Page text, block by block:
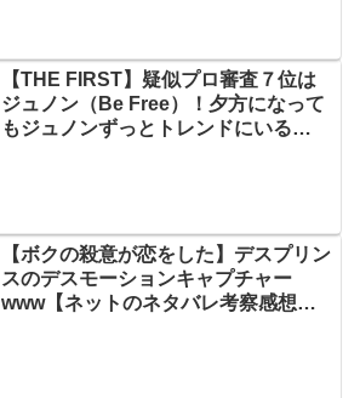
【THE FIRST】疑似プロ審査７位は
ジュノン（Be Free）！夕方になって
もジュノンずっとトレンドにいる
【ボクの殺意が恋をした】デスプリン
スのデスモーションキャプチャー
www【ネットのネタバレ考察感想ま